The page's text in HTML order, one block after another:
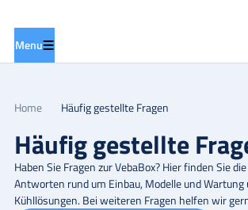
Menu
Home Häufig gestellte Fragen
Häufig gestellte
Haben Sie Fragen zur VebaBox? Hier finden Sie
Antworten rund um Einbau, Modelle und
Kühllösungen. Bei weiteren Fragen helfen wir